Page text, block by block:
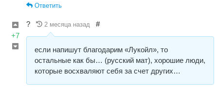
Ответить
+7
? 2 месяца назад #
если напишут благодарим «Лукойл», то
остальные как бы… (русский мат), хорошие люди,
которые восхваляют себя за счет других…